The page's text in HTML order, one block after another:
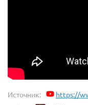
Источник: https://